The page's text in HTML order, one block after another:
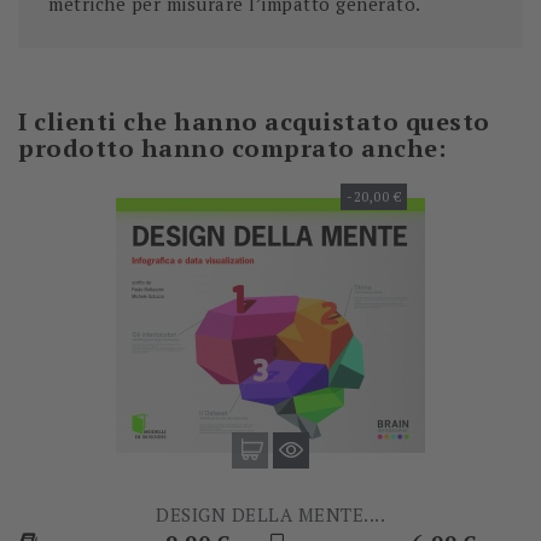
I clienti che hanno acquistato questo
prodotto hanno comprato anche:
-20,00 €
DESIGN DELLA MENTE....